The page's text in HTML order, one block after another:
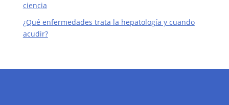
ciencia
¿Qué enfermedades trata la hepatología y cuando
acudir?